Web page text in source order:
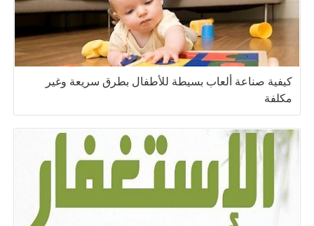
كيفية صناعة ألعاب بسيطة للأطفال بطرق سريعة وغير
مكلفة